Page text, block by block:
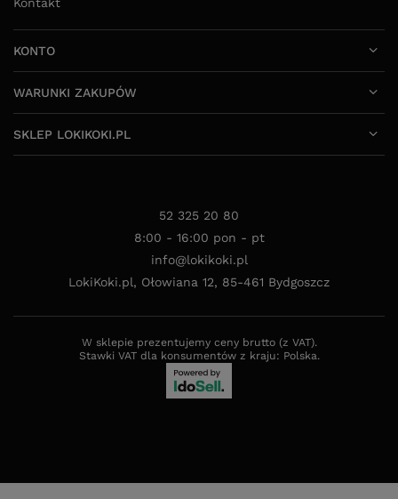
Kontakt
KONTO
WARUNKI ZAKUPÓW
SKLEP LOKIKOKI.PL
52 325 20 80
8:00 - 16:00 pon - pt
info@lokikoki.pl
LokiKoki.pl, Ołowiana 12, 85-461 Bydgoszcz
W sklepie prezentujemy ceny brutto (z VAT).
Stawki VAT dla konsumentów z kraju: Polska.